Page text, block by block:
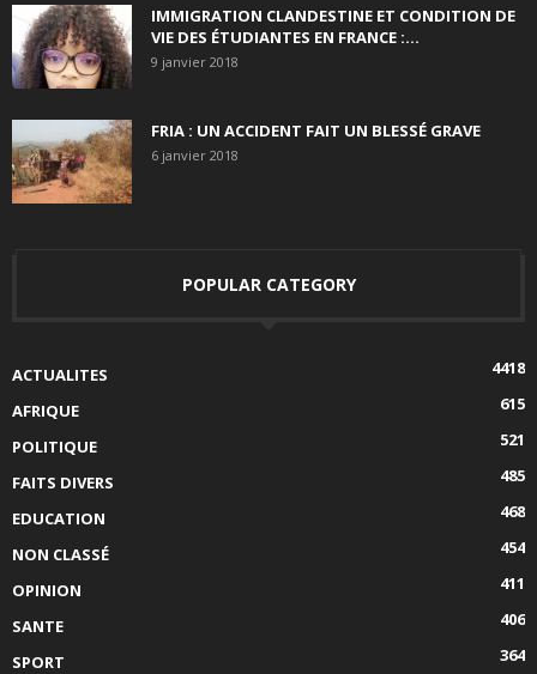
IMMIGRATION CLANDESTINE ET CONDITION DE
VIE DES ÉTUDIANTES EN FRANCE :...
9 janvier 2018
FRIA : UN ACCIDENT FAIT UN BLESSÉ GRAVE
6 janvier 2018
POPULAR CATEGORY
ACTUALITES
4418
AFRIQUE
615
POLITIQUE
521
FAITS DIVERS
485
EDUCATION
468
NON CLASSÉ
454
OPINION
411
SANTE
406
SPORT
364